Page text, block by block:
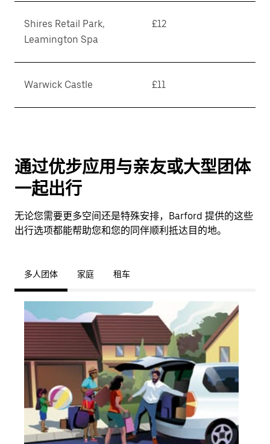
Shires Retail Park,
Leamington Spa
£12
Warwick Castle £11
通过优步应用与亲友或大型团体
一起出行
无论您需要更多空间还是特殊安排，Barford 提供的这些
出行选项都能帮助您和您的同伴顺利抵达目的地。
多人团体 家庭 租车